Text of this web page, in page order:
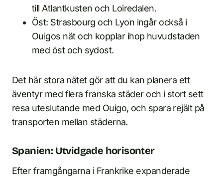
till Atlantkusten och Loiredalen.
Öst: Strasbourg och Lyon ingår också i
Ouigos nät och kopplar ihop huvudstaden
med öst och sydost.
Det här stora nätet gör att du kan planera ett
äventyr med flera franska städer och i stort sett
resa uteslutande med Ouigo, och spara rejält på
transporten mellan städerna.
Spanien: Utvidgade horisonter
Efter framgångarna i Frankrike expanderade